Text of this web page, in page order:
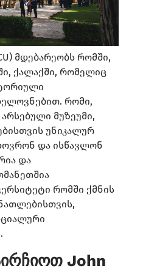
მდებარეობს რომში,
ქალაქში, რომელიც
რომი,
მუზეუმი,
უნიკალურ
და ისწავლონ
და
რომში ქმნის
John